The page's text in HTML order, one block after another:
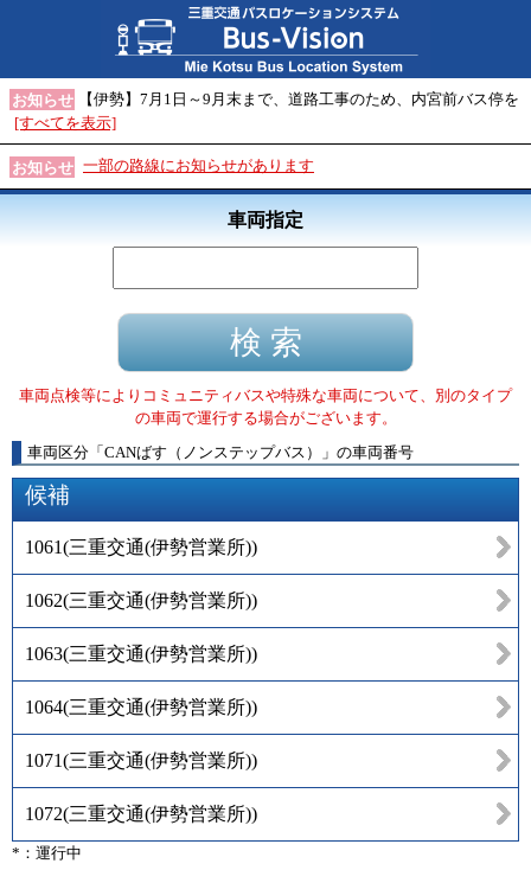
お知らせ
【伊勢】7月1日～9月末まで、道路工事のため、内宮前バス停を
[すべてを表示]
お知らせ 一部の路線にお知らせがあります
車両指定
車両点検等によりコミュニティバスや特殊な車両について、別のタイプ
の車両で運行する場合がございます。
車両区分 「 CANばす（ノンステップバス） 」 の車両番号
候補
1061(三重交通(伊勢営業所))
1062(三重交通(伊勢営業所))
1063(三重交通(伊勢営業所))
1064(三重交通(伊勢営業所))
1071(三重交通(伊勢営業所))
1072(三重交通(伊勢営業所))
*：運行中